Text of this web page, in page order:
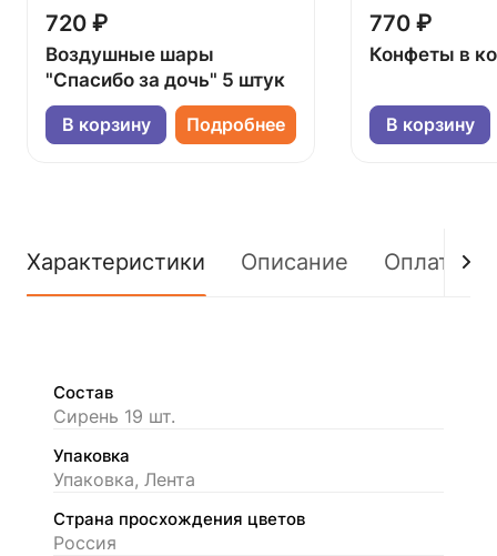
720 ₽
Воздушные шары
"Спасибо за дочь" 5 штук
В корзину Подробнее
770 ₽
Конфеты в
В корзину
Характеристики Описание Оплата
Состав
Сирень 19 шт.
Упаковка
Упаковка, Лента
Страна просхождения цветов
Россия